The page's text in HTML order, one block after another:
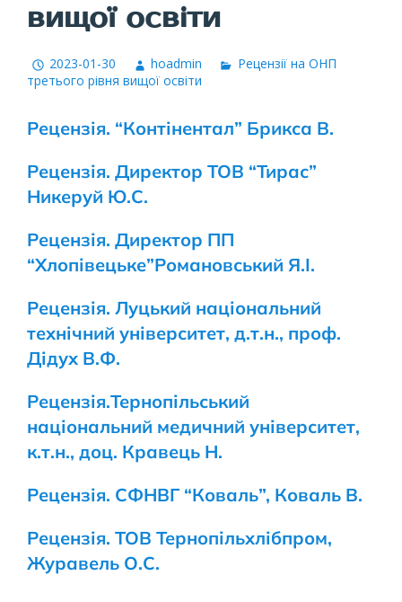
вищої освіти
2023-01-30 hoadmin
Рецензії на ОНП
третього рівня вищої освіти
Рецензія. “Контінентал” Брикса В.
Рецензія. Директор ТОВ “Тирас”
Никеруй Ю.С.
Рецензія. Директор ПП
“Хлопівецьке”Романовський Я.І.
Рецензія. Луцький національний
технічний університет, д.т.н., проф.
Дідух В.Ф.
Рецензія.Тернопільський
національний медичний університет,
к.т.н., доц. Кравець Н.
Рецензія. СФНВГ “Коваль”, Коваль В.
Рецензія. ТОВ Тернопільхлібпром,
Журавель О.С.